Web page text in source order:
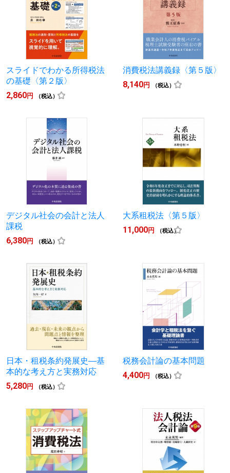
スライドでわかる所得税法
の基礎〈第２版〉
2,860円 （税込）
消費税法講義録〈第５版〉
8,140円 （税込）
デジタル社会の会計と法人
課税
6,380円 （税込）
大系租税法〈第５版〉
11,000円 （税込）
日本・租税条約発展史―基
本的な考え方と実務対応
5,280円 （税込）
税務会計論の基本問題
4,400円 （税込）